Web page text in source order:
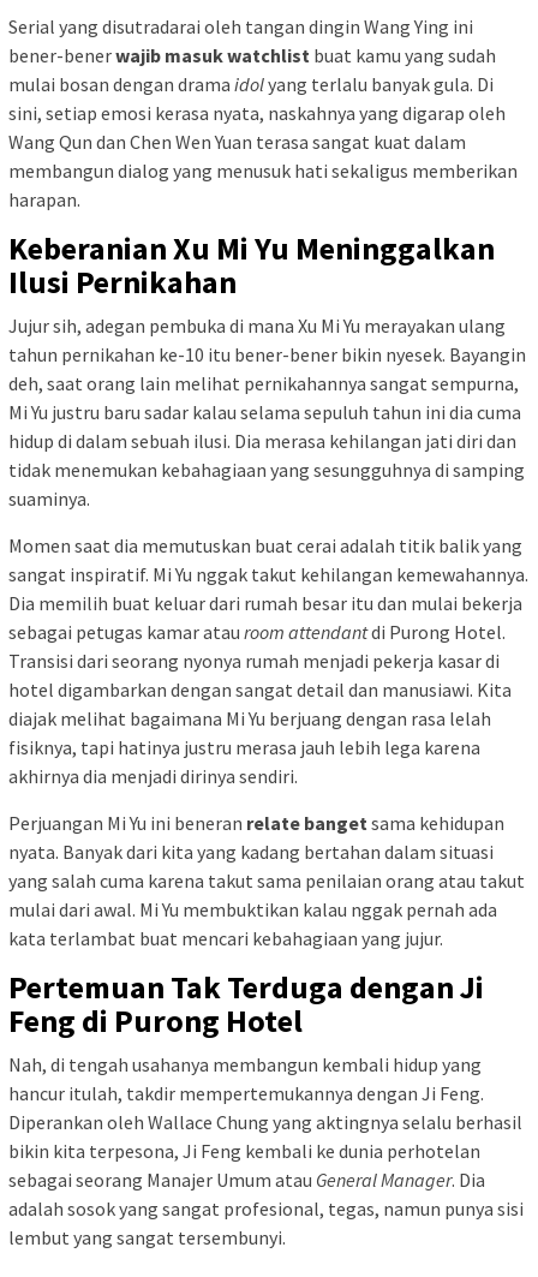
Serial yang disutradarai oleh tangan dingin Wang Ying ini
bener-benerwajib masuk watchlist buat kamu yang sudah
mulai bosan dengan drama idolyang terlalu banyak gula. Di
sini, setiap emosi kerasa nyata, naskahnya yang digarap oleh
Wang Qun dan Chen Wen Yuan terasa sangat kuat dalam
membangun dialog yang menusuk hati sekaligus memberikan
harapan.
Keberanian Xu Mi Yu Meninggalkan
Ilusi Pernikahan
Jujur sih, adegan pembuka di mana Xu Mi Yu merayakan ulang
tahun pernikahan ke-10 itu bener-bener bikin nyesek. Bayangin
deh, saat orang lain melihat pernikahannya sangat sempurna,
Mi Yu justru baru sadar kalau selama sepuluh tahun ini dia cuma
hidup di dalam sebuah ilusi. Dia merasa kehilangan jati diri dan
tidak menemukan kebahagiaan yang sesungguhnya di samping
suaminya.
Momen saat dia memutuskan buat cerai adalah titik balik yang
sangat inspiratif. Mi Yu nggak takut kehilangan kemewahannya.
Dia memilih buat keluar dari rumah besar itu dan mulai bekerja
sebagai petugas kamar atau room attendantdi Purong Hotel.
Transisi dari seorang nyonya rumah menjadi pekerja kasar di
hotel digambarkan dengan sangat detail dan manusiawi. Kita
diajak melihat bagaimana Mi Yu berjuang dengan rasa lelah
fisiknya, tapi hatinya justru merasa jauh lebih lega karena
akhirnya dia menjadi dirinya sendiri.
Perjuangan Mi Yu ini beneran relate banget sama kehidupan
nyata. Banyak dari kita yang kadang bertahan dalam situasi
yang salah cuma karena takut sama penilaian orang atau takut
mulai dari awal. Mi Yu membuktikan kalau nggak pernah ada
kata terlambat buat mencari kebahagiaan yang jujur.
Pertemuan Tak Terduga dengan Ji
Feng di Purong Hotel
Nah, di tengah usahanya membangun kembali hidup yang
hancur itulah, takdir mempertemukannya dengan Ji Feng.
Diperankan oleh Wallace Chung yang aktingnya selalu berhasil
bikin kita terpesona, Ji Feng kembali ke dunia perhotelan
sebagai seorang Manajer Umum atau General Manager. Dia
adalah sosok yang sangat profesional, tegas, namun punya sisi
lembut yang sangat tersembunyi.